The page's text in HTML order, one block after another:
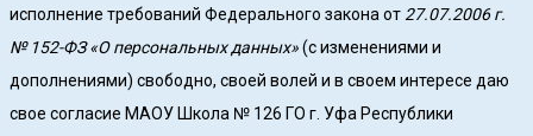
исполнение требований Федерального закона от 27.07.2006 г.
№ 152-ФЗ «О персональных данных»(с изменениями и
дополнениями) свободно, своей волей и в своем интересе даю
свое согласие МАОУ Школа № 126 ГО г. Уфа Республики